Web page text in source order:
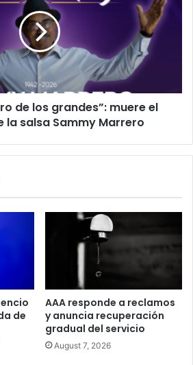
de los grandes”: muere el
la salsa Sammy Marrero
de
AAA responde a reclamos
y anuncia recuperación
gradual del servicio
August 7, 2026